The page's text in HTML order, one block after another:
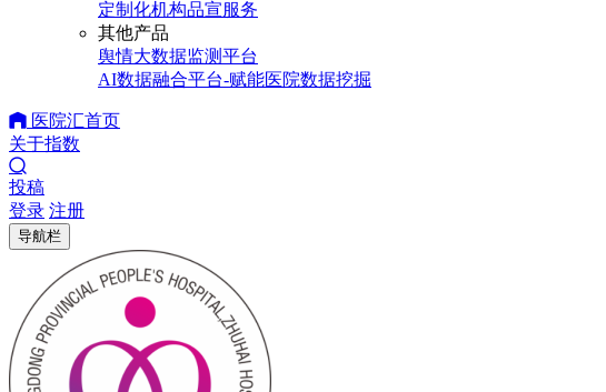
定制化机构品宣服务
其他产品
舆情大数据监测平台
AI数据融合平台-赋能医院数据挖掘
医院汇首页
关于指数
投稿
登录 注册
导航栏